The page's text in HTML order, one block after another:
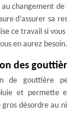
changement
d’assurer sa
ce travail si
en aurez besoin.
des
de gouttière
et permette
désordre au